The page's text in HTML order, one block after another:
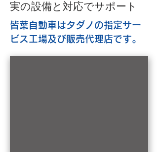
実の設備と対応でサポート
皆葉自動車はタダノの指定サー
ビス工場及び販売代理店です。